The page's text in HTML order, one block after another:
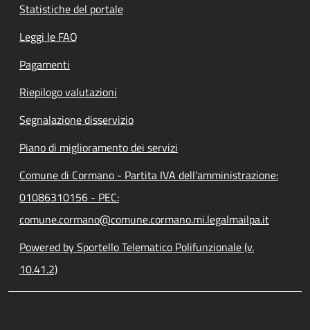
Statistiche del portale
Leggi le FAQ
Pagamenti
Riepilogo valutazioni
Segnalazione disservizio
Piano di miglioramento dei servizi
Comune di Cormano - Partita IVA dell'amministrazione:
01086310156 - PEC:
comune.cormano@comune.cormano.mi.legalmailpa.it
Powered by Sportello Telematico Polifunzionale (v.
10.41.2)